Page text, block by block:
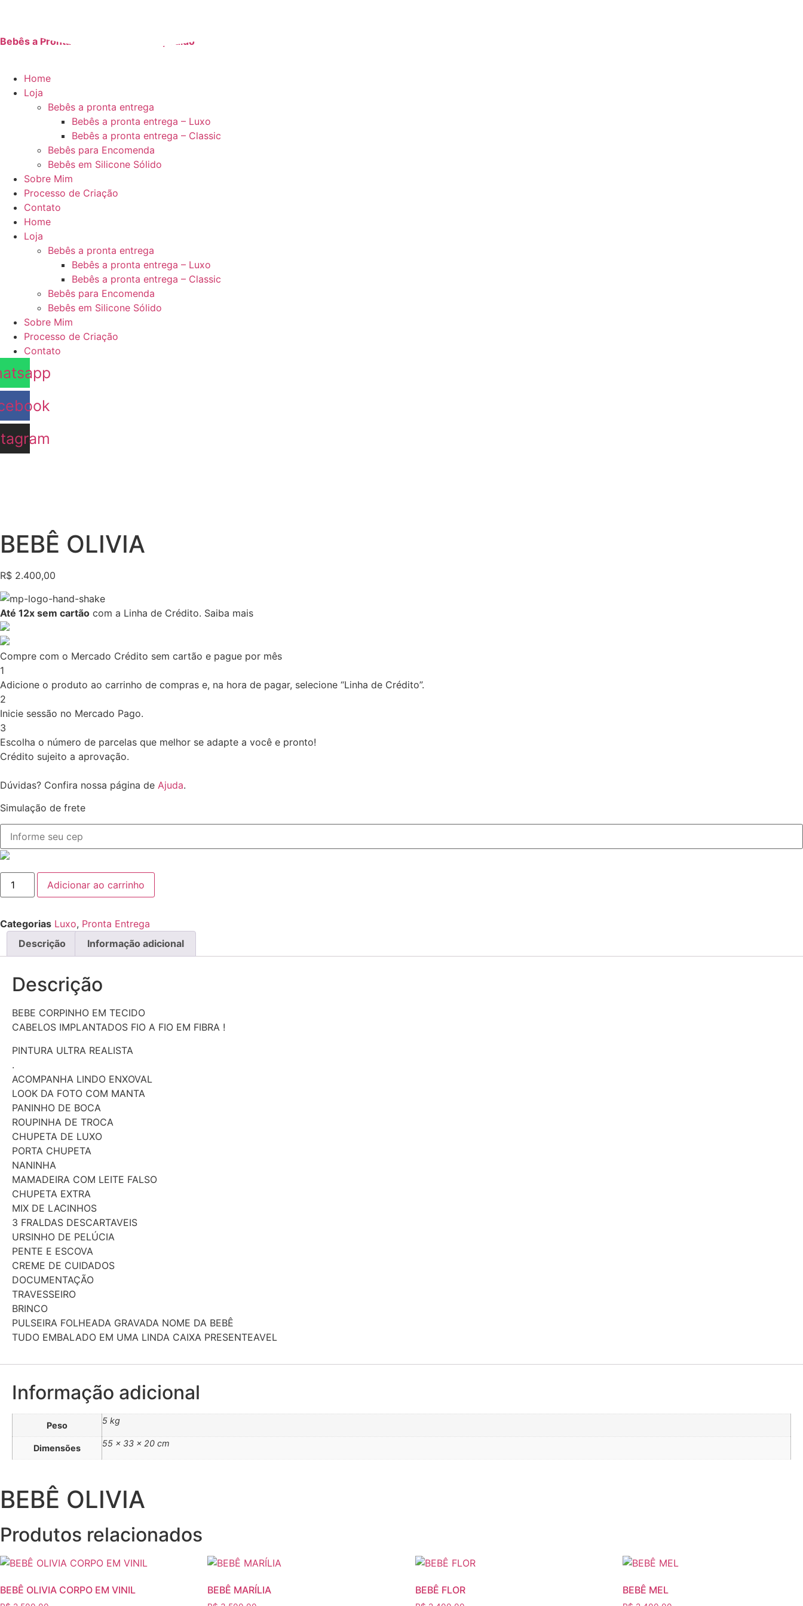
o
Bebês a Pronta Entrega | Faça seu pedido
Home
Loja
Bebês a pronta entrega
Bebês a pronta entrega – Luxo
Bebês a pronta entrega – Classic
Bebês para Encomenda
Bebês em Silicone Sólido
Sobre Mim
Processo de Criação
Contato
Home
Loja
Bebês a pronta entrega
Bebês a pronta entrega – Luxo
Bebês a pronta entrega – Classic
Bebês para Encomenda
Bebês em Silicone Sólido
Sobre Mim
Processo de Criação
Contato
BEBÊ OLIVIA
R$ 2.400,00
Até 12x sem cartão com a Linha de Crédito. Saiba mais
Compre com o Mercado Crédito sem cartão e pague por mês
1
Adicione o produto ao carrinho de compras e, na hora de pagar, selecione “Linha de Crédito”.
2
Inicie sessão no Mercado Pago.
3
Escolha o número de parcelas que melhor se adapte a você e pronto!
Crédito sujeito a aprovação.
Dúvidas? Confira nossa página de Ajuda.
Simulação de frete
BEBÊ
OLIVIA
quantidade
Adicionar ao carrinho
Categorias Luxo, Pronta Entrega
Descrição
Informação adicional
Descrição
BEBE CORPINHO EM TECIDO
CABELOS IMPLANTADOS FIO A FIO EM FIBRA !
PINTURA ULTRA REALISTA
.
ACOMPANHA LINDO ENXOVAL
LOOK DA FOTO COM MANTA
PANINHO DE BOCA
ROUPINHA DE TROCA
CHUPETA DE LUXO
PORTA CHUPETA
NANINHA
MAMADEIRA COM LEITE FALSO
CHUPETA EXTRA
MIX DE LACINHOS
3 FRALDAS DESCARTAVEIS
URSINHO DE PELÚCIA
PENTE E ESCOVA
CREME DE CUIDADOS
DOCUMENTAÇÃO
TRAVESSEIRO
BRINCO
PULSEIRA FOLHEADA GRAVADA NOME DA BEBÊ
TUDO EMBALADO EM UMA LINDA CAIXA PRESENTEAVEL
Informação adicional
Peso 5 kg
Dimensões 55 × 33 × 20 cm
BEBÊ OLIVIA
Produtos relacionados
BEBÊ OLIVIA CORPO EM VINIL BEBÊ MARÍLIA BEBÊ FLOR BEBÊ MEL